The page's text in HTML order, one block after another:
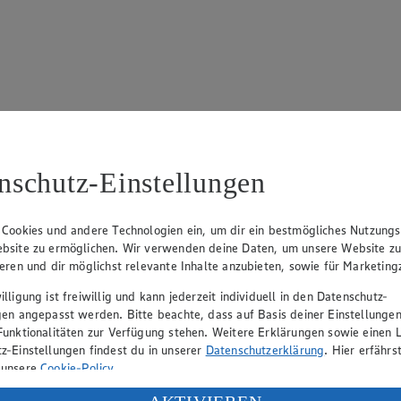
(Vorstandsvorsitzender), Peter Wagener
gewährt Ihnen jedoch das Recht, den auf dieser Website
und Vervielfältigung von Bildmaterial oder Grafiken aus
Einstellungen
und andere Technologien ein, um dir ein bestmögliches
zu ermöglichen. Wir verwenden deine Daten, um unsere Website zu
und dir möglichst relevante Inhalte anzubieten, sowie für
ist freiwillig und kann jederzeit individuell in den Datenschutz-
angepasst werden. Bitte beachte, dass auf Basis deiner
zur Verfügung stehen. Weitere Erklärungen sowie einen
Einstellungen findest du in unserer Datenschutzerklärung. Hier
Cookie-Policy.